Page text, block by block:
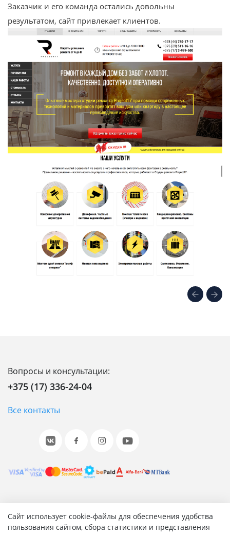
Сайт использует cookie-файлы для обеспечения удобства
пользования сайтом, сбора статистики и представления
Заказчик и его команда остались довольны
результатом, сайт привлекает клиентов.
Вопросы и консультации:
+375 (17) 336-24-04
Все контакты
© 2001-2026 «Битрикс», «1С-Битрикс». Работает на 1С-
Битрикс: Управление сайтом.